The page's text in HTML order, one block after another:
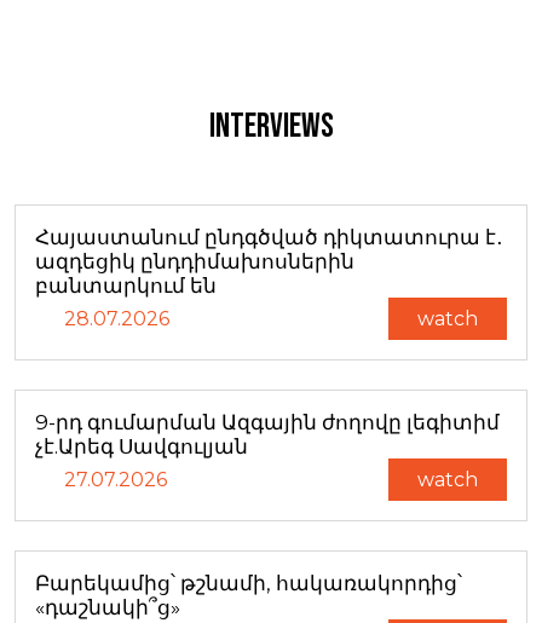
Interviews
Հայաստանում ընդգծված դիկտատուրա է․
ազդեցիկ ընդդիմախոսներին
բանտարկում են
28.07.2026 watch
9-րդ գումարման Ազգային ժողովը լեգիտիմ
չէ.Արեգ Սավգուլյան
27.07.2026 watch
Բարեկամից՝ թշնամի, հակառակորդից՝
«դաշնակի՞ց»